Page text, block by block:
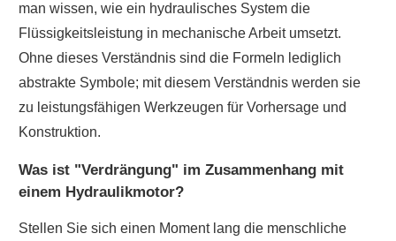
man wissen, wie ein hydraulisches System die
Flüssigkeitsleistung in mechanische Arbeit umsetzt.
Ohne dieses Verständnis sind die Formeln lediglich
abstrakte Symbole; mit diesem Verständnis werden sie
zu leistungsfähigen Werkzeugen für Vorhersage und
Konstruktion.
Was ist "Verdrängung" im Zusammenhang mit
einem Hydraulikmotor?
Stellen Sie sich einen Moment lang die menschliche